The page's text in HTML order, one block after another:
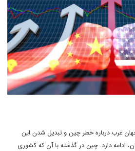
غرب درباره خطر چین و تبدیل شدن این
ادامه دارد. چین در گذشته با آن که کشوری